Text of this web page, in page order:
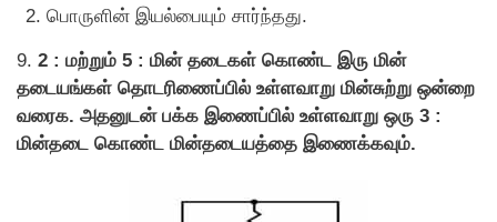
பொருளின் இயல்பையும் சார்ந்தது.
9. 2 : மற்றும் 5 : மின் தடைகள் கொண்ட இரு மின்
தடையங்கள் தொடரிணைப்பில் உள்ளவாறு மின்சுற்று ஒன்றை
வரைக. அதனுடன் பக்க இணைப்பில் உள்ளவாறு ஒரு 3 :
மின்தடை கொண்ட மின்தடையத்தை இணைக்கவும்.